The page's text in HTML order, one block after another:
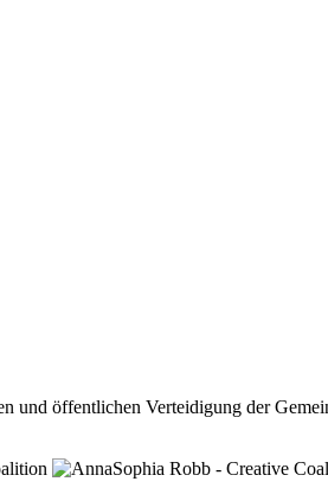
öffentlichen Verteidigung der